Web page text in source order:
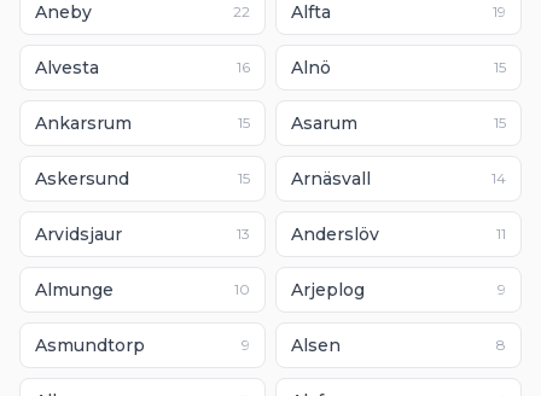
Aneby 22 Alfta 19
Alvesta 16 Alnö 15
Ankarsrum 15 Asarum 15
Askersund 15 Arnäsvall 14
Arvidsjaur 13 Anderslöv 11
Almunge 10 Arjeplog 9
Asmundtorp 9 Alsen 8